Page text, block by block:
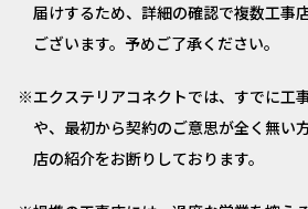
届けするため、詳細の確認で複数工事
ございます。予めご了承ください。
エクステリアコネクトでは、すでに工
や、最初から契約のご意思が全く無い
店の紹介をお断りしております。